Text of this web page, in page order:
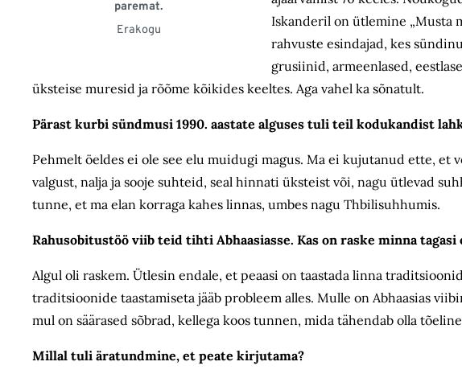
paremat.
Erakogu
Iskanderil on ütlemine „Musta
rahvuste esindajad, kes
grusiinid, armeenlased,
üksteise muresid ja rõõme kõikides keeltes. Aga vahel ka sõnatult.
Pärast kurbi sündmusi 1990. aastate alguses tuli teil kodukandist
Pehmelt öeldes ei ole see elu muidugi magus. Ma ei kujutanud ette, et
valgust, nalja ja sooje suhteid, seal hinnati üksteist või, nagu ütlevad
tunne, et ma elan korraga kahes linnas, umbes nagu Thbilisuhhumis.
Rahusobitustöö viib teid tihti Abhaasiasse. Kas on raske minna
Algul oli raskem. Ütlesin endale, et peaasi on taastada linna
traditsioonide taastamiseta jääb probleem alles. Mulle on Abhaasias
mul on säärased sõbrad, kellega koos tunnen, mida tähendab olla
Millal tuli äratundmine, et peate kirjutama?